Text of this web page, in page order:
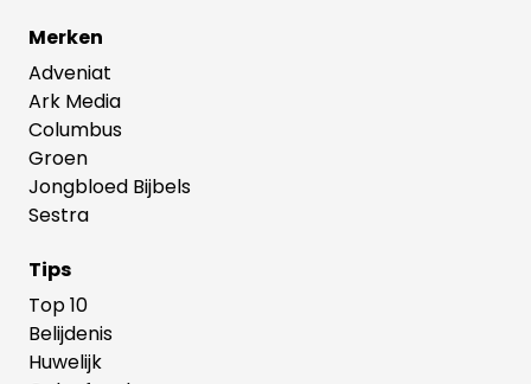
Merken
Adveniat
Ark Media
Columbus
Groen
Jongbloed Bijbels
Sestra
Tips
Top 10
Belijdenis
Huwelijk